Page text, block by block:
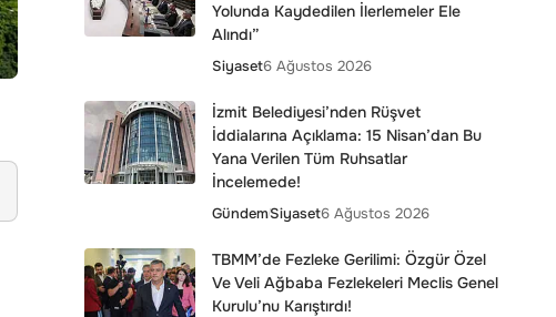
Yolunda Kaydedilen İlerlemeler Ele
Alındı”
Siyaset6 Ağustos 2026
İzmit Belediyesi’nden Rüşvet
İddialarına Açıklama: 15 Nisan’dan Bu
Yana Verilen Tüm Ruhsatlar
İncelemede!
GündemSiyaset6 Ağustos 2026
TBMM’de Fezleke Gerilimi: Özgür Özel
Ve Veli Ağbaba Fezlekeleri Meclis Genel
Kurulu’nu Karıştırdı!